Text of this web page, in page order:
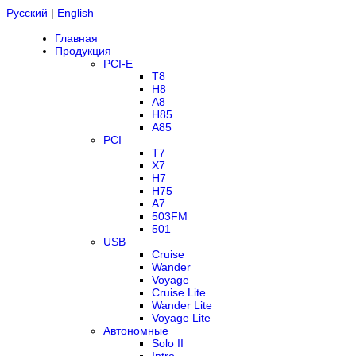
Русский | English
Главная
Продукция
PCI-E
T8
H8
A8
H85
A85
PCI
T7
X7
H7
H75
A7
503FM
501
USB
Cruise
Wander
Voyage
Cruise Lite
Wander Lite
Voyage Lite
Автономные
Solo II